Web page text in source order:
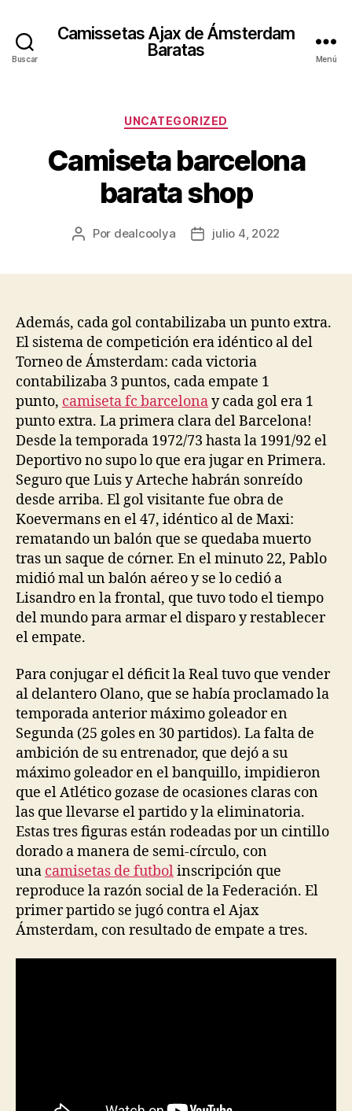
Buscar
Camissetas Ajax de Ámsterdam
Baratas
Menú
Categorías
UNCATEGORIZED
Camiseta barcelona
barata shop
Autor
Por dealcoolya
Fechajulio 4, 2022
Además, cada gol contabilizaba un punto extra.
El sistema de competición era idéntico al del
Torneo de Ámsterdam: cada victoria
contabilizaba 3 puntos, cada empate 1
punto, camiseta fc barcelonay cada gol era 1
punto extra. La primera clara del Barcelona!
Desde la temporada 1972/73 hasta la 1991/92 el
Deportivo no supo lo que era jugar en Primera.
Seguro que Luis y Arteche habrán sonreído
desde arriba. El gol visitante fue obra de
Koevermans en el 47, idéntico al de Maxi:
rematando un balón que se quedaba muerto
tras un saque de córner. En el minuto 22, Pablo
midió mal un balón aéreo y se lo cedió a
Lisandro en la frontal, que tuvo todo el tiempo
del mundo para armar el disparo y restablecer
el empate.
Para conjugar el déficit la Real tuvo que vender
al delantero Olano, que se había proclamado la
temporada anterior máximo goleador en
Segunda (25 goles en 30 partidos). La falta de
ambición de su entrenador, que dejó a su
máximo goleador en el banquillo, impidieron
que el Atlético gozase de ocasiones claras con
las que llevarse el partido y la eliminatoria.
Estas tres figuras están rodeadas por un cintillo
dorado a manera de semi-círculo, con
una camisetas de futbolinscripción que
reproduce la razón social de la Federación. El
primer partido se jugó contra el Ajax
Ámsterdam, con resultado de empate a tres.